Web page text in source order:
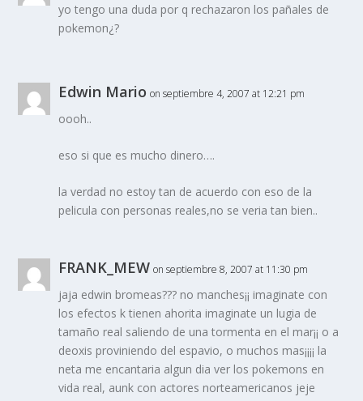
yo tengo una duda por q rechazaron los pañales de
pokemon¿?
Edwin Mario on septiembre 4, 2007 at 12:21 pm
oooh..
eso si que es mucho dinero….
la verdad no estoy tan de acuerdo con eso de la
pelicula con personas reales,no se veria tan bien..
FRANK_MEW on septiembre 8, 2007 at 11:30 pm
jaja edwin bromeas??? no manches¡¡ imaginate con
los efectos k tienen ahorita imaginate un lugia de
tamaño real saliendo de una tormenta en el mar¡¡ o a
deoxis proviniendo del espavio, o muchos mas¡¡¡¡ la
neta me encantaria algun dia ver los pokemons en
vida real, aunk con actores norteamericanos jeje